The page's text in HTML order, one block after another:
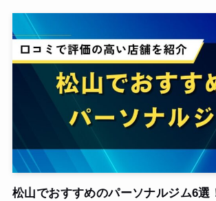
松山でおすすめのパーソナルジム6選